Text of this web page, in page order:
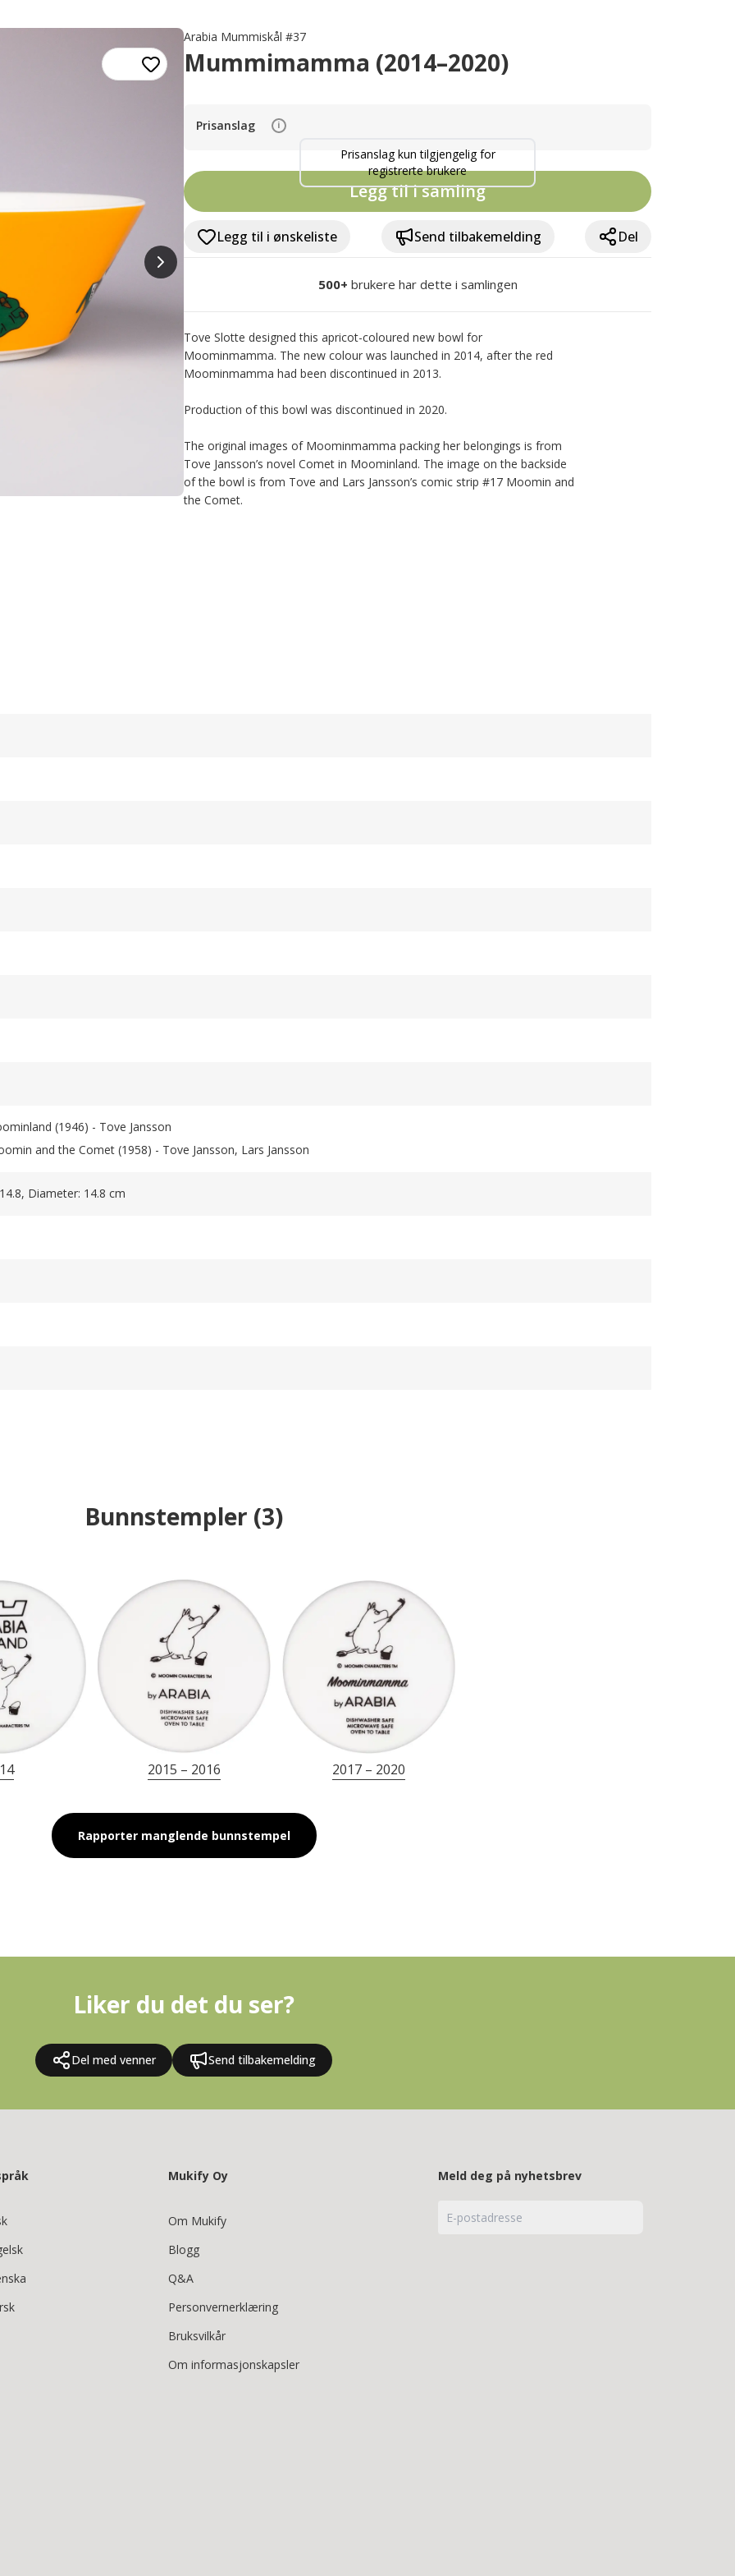
Arabia Mummiskål #37
Mummimamma (2014–2020)
Prisanslag i
Prisanslag kun tilgjengelig for
registrerte brukere
Legg til i samling
Legg til i ønskeliste Send tilbakemelding Del
500+ brukere har dette i samlingen
Tove Slotte designed this apricot-coloured new bowl for
Moominmamma. The new colour was launched in 2014, after the red
Moominmamma had been discontinued in 2013.
Production of this bowl was discontinued in 2020.
The original images of Moominmamma packing her belongings is from
Tove Jansson’s novel Comet in Moominland. The image on the backside
of the bowl is from Tove and Lars Jansson’s comic strip #17 Moomin and
the Comet.
(1946) - Tove Jansson
and the Comet (1958) - Tove Jansson, Lars Jansson
Diameter: 14.8 cm
Bunnstempler (3)
2015 – 2016 2017 – 2020
Rapporter manglende bunnstempel
Liker du det du ser?
Del med venner Send tilbakemelding
Mukify Oy
Om Mukify
Blogg
Q&A
Personvernerklæring
Bruksvilkår
Om informasjonskapsler
Meld deg på nyhetsbrev